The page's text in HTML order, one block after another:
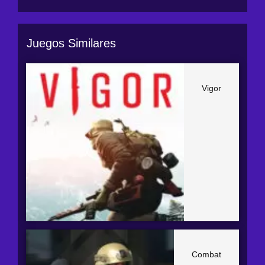
Juegos Similares
Vigor
Combat